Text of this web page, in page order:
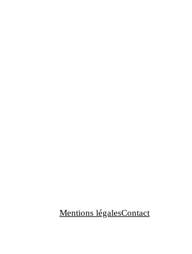
Mentions légalesContact